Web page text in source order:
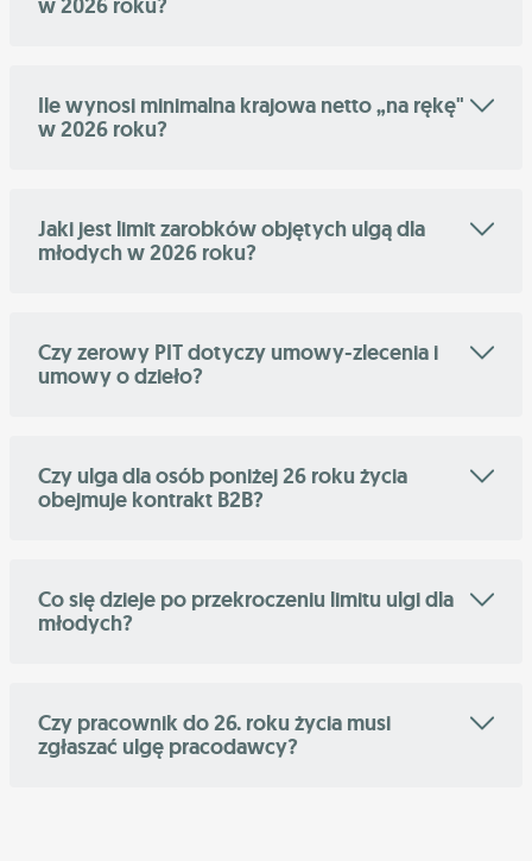
w 2026 roku?
Ile wynosi minimalna krajowa netto „na rękę"
w 2026 roku?
Jaki jest limit zarobków objętych ulgą dla
młodych w 2026 roku?
Czy zerowy PIT dotyczy umowy-zlecenia i
umowy o dzieło?
Czy ulga dla osób poniżej 26 roku życia
obejmuje kontrakt B2B?
Co się dzieje po przekroczeniu limitu ulgi dla
młodych?
Czy pracownik do 26. roku życia musi
zgłaszać ulgę pracodawcy?